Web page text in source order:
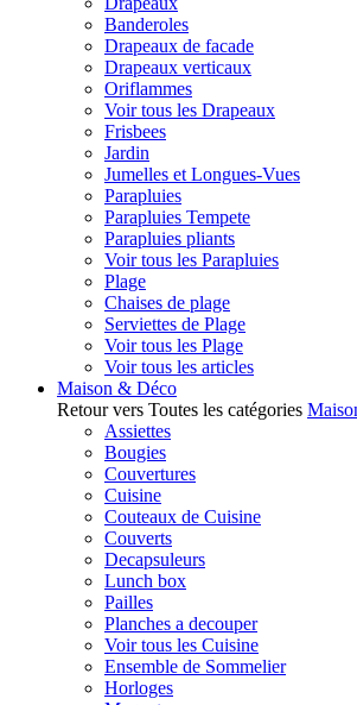
Banderoles
Drapeaux de facade
Drapeaux verticaux
Oriflammes
Voir tous les Drapeaux
Frisbees
Jardin
Jumelles et Longues-Vues
Parapluies
Parapluies Tempete
Parapluies pliants
Voir tous les Parapluies
Plage
Chaises de plage
Serviettes de Plage
Voir tous les Plage
Voir tous les articles
Maison & Déco
Retour vers Toutes les catégories
Assiettes
Bougies
Couvertures
Cuisine
Couteaux de Cuisine
Couverts
Decapsuleurs
Lunch box
Pailles
Planches a decouper
Voir tous les Cuisine
Ensemble de Sommelier
Horloges